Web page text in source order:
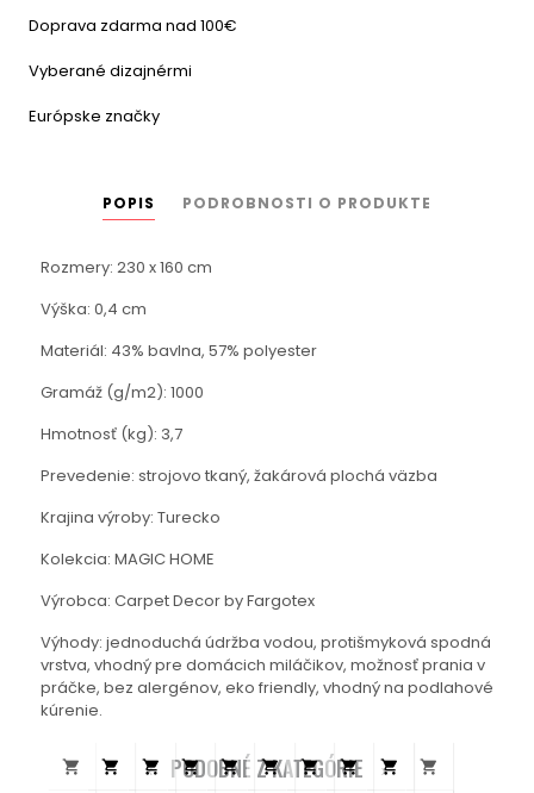
Doprava zdarma nad 100€
Vyberané dizajnérmi
Európske značky
POPIS PODROBNOSTI O PRODUKTE
Rozmery: 230 x 160 cm
Výška: 0,4 cm
Materiál: 43% bavlna, 57% polyester
Gramáž (g/m2): 1000
Hmotnosť (kg): 3,7
Prevedenie: strojovo tkaný, žakárová plochá väzba
Krajina výroby: Turecko
Kolekcia: MAGIC HOME
Výrobca: Carpet Decor by Fargotex
Výhody: jednoduchá údržba vodou, protišmyková spodná
vrstva, vhodný pre domácich miláčikov, možnosť prania v
práčke, bez alergénov, eko friendly, vhodný na podlahové
kúrenie.
PODOBNÉ Z KATEGÓRIE
         